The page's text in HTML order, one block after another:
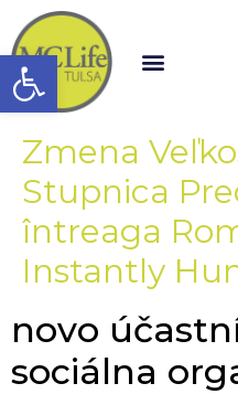
Open toolbar
Zmena
Stupnica
întreaga
Instantly
novo
sociálna